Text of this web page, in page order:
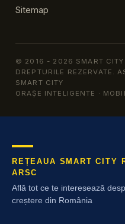
Sitemap
© 2016 - 2026 SMART CITY
DREPTURILE REZERVATE.
SMART CITY
ORAȘE INTELIGENTE ·
REȚEAUA SMART CITY
ARSC
Află tot ce te interesează
creștere din România